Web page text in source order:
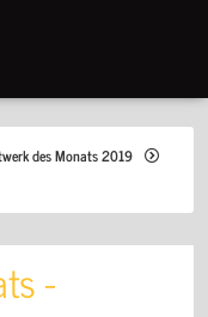
des Monats 2019
-